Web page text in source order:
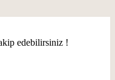
edebilirsiniz !